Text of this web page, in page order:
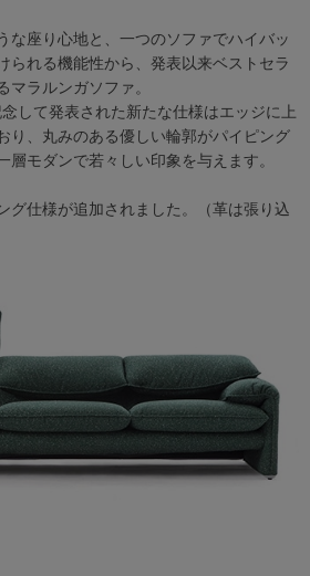
な座り心地と、一つのソファでハイバッ
られる機能性から、発表以来ベストセラ
マラルンガソファ。
して発表された新たな仕様はエッジに上
り、丸みのある優しい輪郭がパイピング
層モダンで若々しい印象を与えます。
グ仕様が追加されました。（革は張り込